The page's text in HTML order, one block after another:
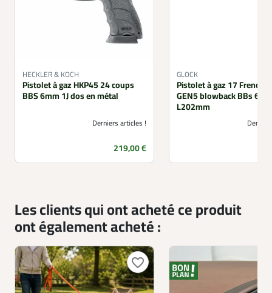
HECKLER & KOCH
Pistolet à gaz HKP45 24 coups
BBS 6mm 1J dos en métal
Derniers articles !
Prix
219,00 €
GLOCK
Pistolet à gaz 17 French
GEN5 blowback BBs
L202mm
Les clients qui ont acheté ce produit
ont également acheté :
favorite_border